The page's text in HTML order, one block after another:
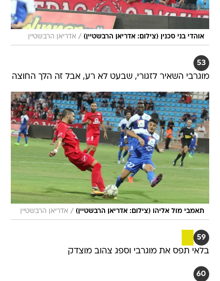
אוהדי בני סכנין (צילום: אדריאן הרבשטיין) / אדריאן הרבשטיין
53
מוגרבי השאיר לזגורי, שבעט לא רע, אבל זה הלך החוצה
תאמבי מול אליהו (צילום: אדריאן הרבשטיין) / אדריאן הרבשטיין
59
בלאי תפס את מוגרבי וספג צהוב מוצדק
60